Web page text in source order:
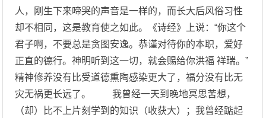
人，刚生下来啼哭的声音是一样的，而长大后风俗习性
却不相同，这是教育使之如此。《诗经》上说：“你这个
君子啊，不要总是贪图安逸。恭谨对待你的本职，爱好
正直的德行。神明听到这一切，就会赐给你洪福 祥瑞。”
精神修养没有比受道德熏陶感染更大了，福分没有比无
灾无祸更长远了。 我曾经一天到晚地冥思苦想，
（却）比不上片刻学到的知识（收获大）；我曾经踮起